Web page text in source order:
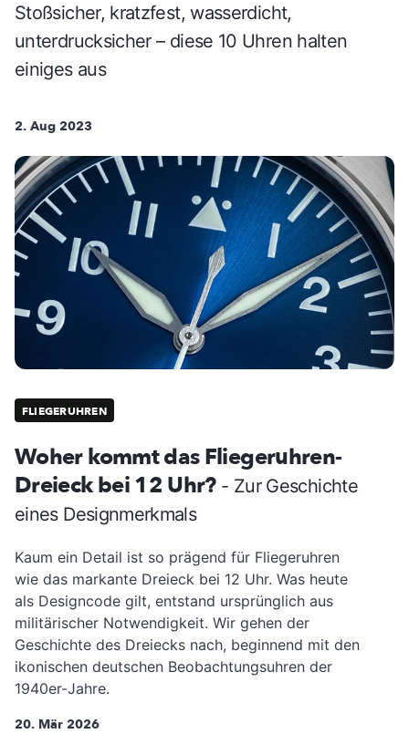
Stoßsicher, kratzfest, wasserdicht,
unterdrucksicher – diese 10 Uhren halten
einiges aus
2. Aug 2023
FLIEGERUHREN
Woher kommt das Fliegeruhren-
Dreieck bei 12 Uhr? - Zur Geschichte
eines Designmerkmals
Kaum ein Detail ist so prägend für Fliegeruhren
wie das markante Dreieck bei 12 Uhr. Was heute
als Designcode gilt, entstand ursprünglich aus
militärischer Notwendigkeit. Wir gehen der
Geschichte des Dreiecks nach, beginnend mit den
ikonischen deutschen Beobachtungsuhren der
1940er-Jahre.
20. Mär 2026